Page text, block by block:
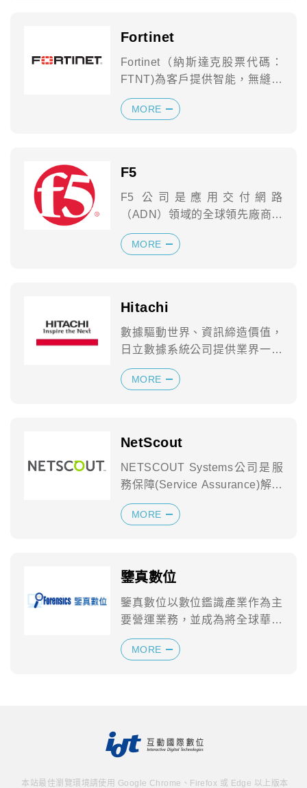
Fortinet
Fortinet（納斯達克股票代碼：
FTNT)為客戶提供智能，無縫的
保護，以應對不斷擴展的攻擊
面，...
MORE
F5
F5 公司是應用交付網路
（ADN）領域的全球領先廠商，
致力於幫助全球大型的企業和服
務提供者實現虛擬...
MORE
Hitachi
數據驅動世界、資訊締造價值，
日立數據系統公司提供業界一流
的資訊技術、服務和解決方案，
為您創造驚人的...
MORE
NetScout
NETSCOUT Systems公司是服
務保障(Service Assurance)解決
方案的領導...
MORE
鑒真數位
鑒真數位以數位鑑識產業作為主
要營運業務，並成為將全球華人
作為主要服務對象的專業「數位
證據鑑識」公司...
MORE
本站最佳瀏覽環境請使用 Google Chrome、Firefox 或 Edge 以上版本